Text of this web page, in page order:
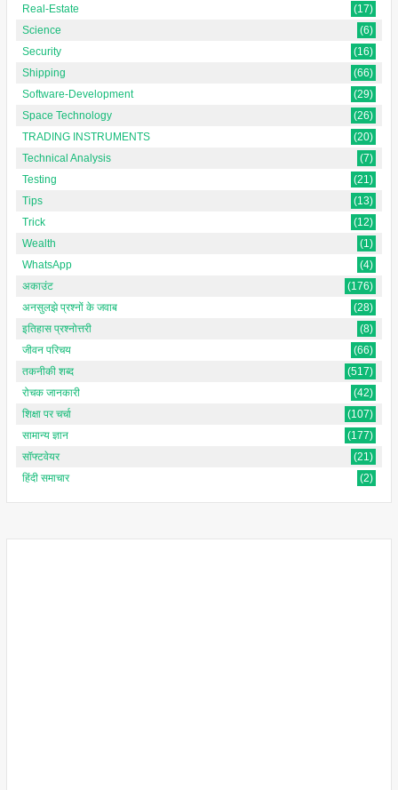
Real-Estate
(17)
Science
(6)
Security
(16)
Shipping
(66)
Software-Development
(29)
Space Technology
(26)
TRADING INSTRUMENTS
(20)
Technical Analysis
(7)
Testing
(21)
Tips
(13)
Trick
(12)
Wealth
(1)
WhatsApp
(4)
अकाउंट
(176)
अनसुलझे प्रश्नों के जवाब
(28)
इतिहास प्रश्नोत्तरी
(8)
जीवन परिचय
(66)
तकनीकी शब्द
(517)
रोचक जानकारी
(42)
शिक्षा पर चर्चा
(107)
सामान्य ज्ञान
(177)
सॉफ्टवेयर
(21)
हिंदी समाचार
(2)